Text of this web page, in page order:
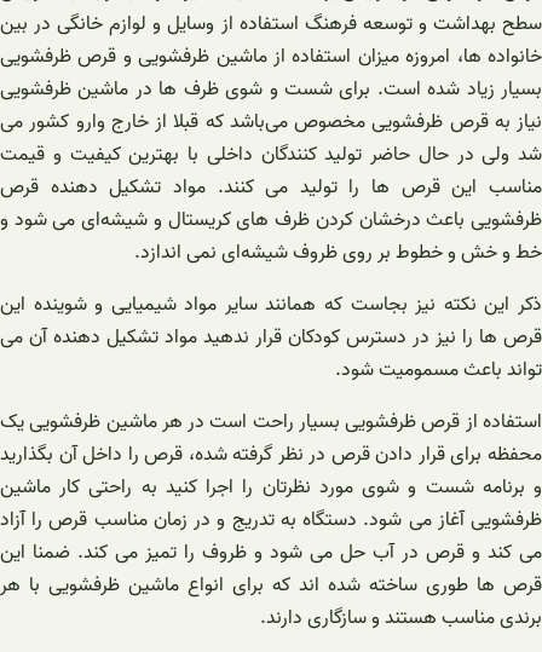
سطح بهداشت و توسعه فرهنگ استفاده از وسایل و لوازم خانگی در بین
خانواده ها، امروزه میزان استفاده از ماشین ظرفشویی و قرص ظرفشویی
بسیار زیاد شده است. برای شست و شوی ظرف ها در ماشین ظرفشویی
نیاز به قرص ظرفشویی مخصوص می‌باشد که قبلا از خارج وارو کشور می
شد ولی در حال حاضر تولید کنندگان داخلی با بهترین کیفیت و قیمت
مناسب این قرص ها را تولید می کنند. مواد تشکیل دهنده قرص
ظرفشویی باعث درخشان کردن ظرف های کریستال و شیشه‌ای می شود و
خط و خش و خطوط بر روی ظروف شیشه‌ای نمی اندازد.
ذکر این نکته نیز بجاست که همانند سایر مواد شیمیایی و شوینده این
قرص ها را نیز در دسترس کودکان قرار ندهید مواد تشکیل دهنده آن می
تواند باعث مسمومیت شود.
استفاده از قرص ظرفشویی بسیار راحت است در هر ماشین ظرفشویی یک
محفظه برای قرار دادن قرص در نظر گرفته شده، قرص را داخل آن بگذارید
و برنامه شست و شوی مورد نظرتان را اجرا کنید به راحتی کار ماشین
ظرفشویی آغاز می شود. دستگاه به تدریج و در زمان مناسب قرص را آزاد
می کند و قرص در آب حل می شود و ظروف را تمیز می کند. ضمنا این
قرص ها طوری ساخته شده اند که برای انواع ماشین ظرفشویی با هر
برندی مناسب هستند و سازگاری دارند.